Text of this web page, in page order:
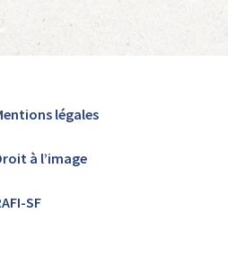
légales
à l’image
SF